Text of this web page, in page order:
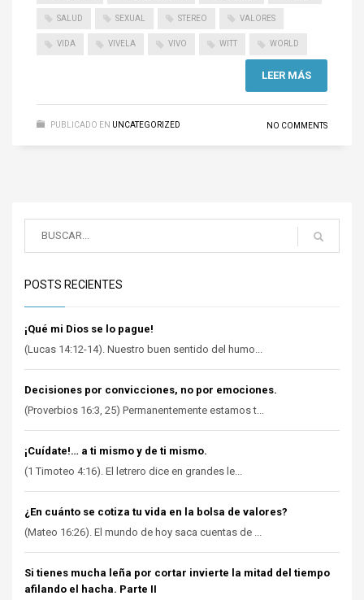
SALUD SEXUAL STEREO VALORES
VIDA VIVELA VIVO WITT WORLD
LEER MÁS
PUBLICADO EN UNCATEGORIZED NO COMMENTS
POSTS RECIENTES
¡Qué mi Dios se lo pague!
(Lucas 14:12-14). Nuestro buen sentido del humo...
Decisiones por convicciones, no por emociones.
(Proverbios 16:3, 25) Permanentemente estamos t...
¡Cuídate!… a ti mismo y de ti mismo.
(1 Timoteo 4:16). El letrero dice en grandes le...
¿En cuánto se cotiza tu vida en la bolsa de valores?
(Mateo 16:26). El mundo de hoy saca cuentas de ...
Si tienes mucha leña por cortar invierte la mitad del tiempo
afilando el hacha. Parte II